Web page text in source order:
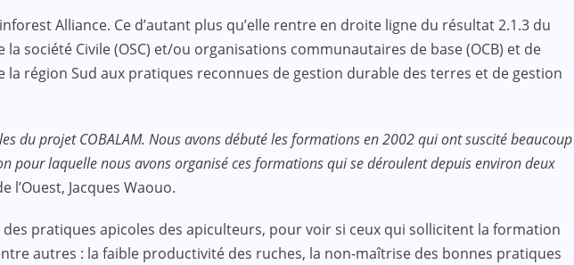
Alliance. Ce d’autant plus qu’elle rentre en droite ligne du résultat 2.1.3 du
société Civile (OSC) et/ou organisations communautaires de base (OCB) et de
région Sud aux pratiques reconnues de gestion durable des terres et de gestion
du projet COBALAM. Nous avons débuté les formations en 2002 qui ont suscité beaucoup
pour laquelle nous avons organisé ces formations qui se déroulent depuis environ deux
Jacques Waouo.
pratiques apicoles des apiculteurs, pour voir si ceux qui sollicitent la formation
autres : la faible productivité des ruches, la non-maîtrise des bonnes pratiques